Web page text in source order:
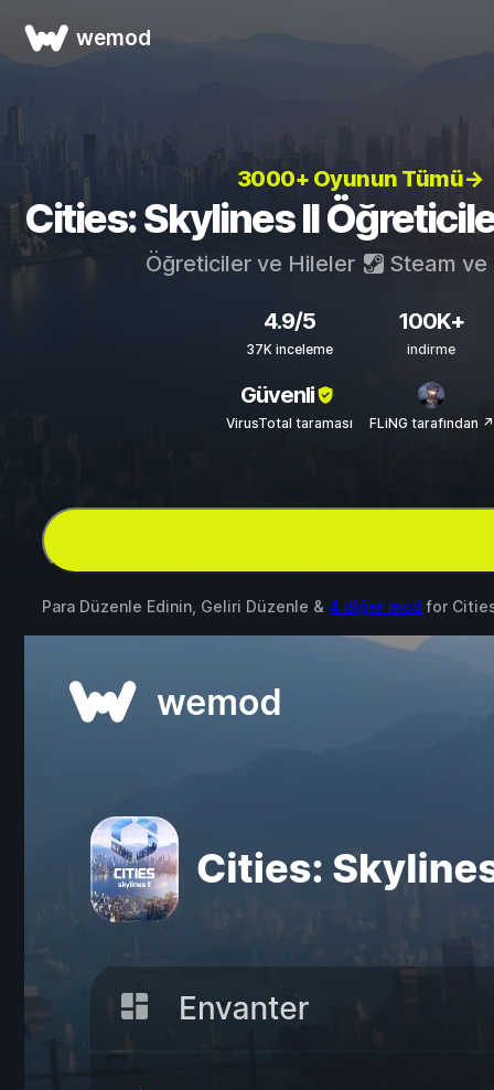
wemod
3000+ Oyunun Tümü→
Cities: Skylines II
Öğreticiler ve Hileler Steam ve
4.9/5
37K inceleme
100K+
indirme
Güvenli
VirusTotal taraması FLiNG tarafından ↗
Para Düzenle Edinin, Geliri Düzenle & 4 diğer mod for